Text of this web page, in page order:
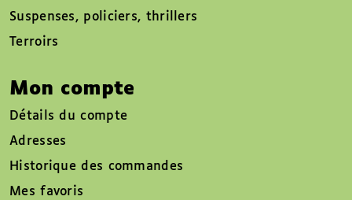
Suspenses, policiers, thrillers
Terroirs
Mon compte
Détails du compte
Adresses
Historique des commandes
Mes favoris